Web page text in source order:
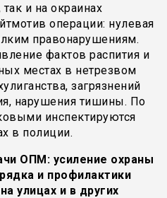
и на окраинах
операции: нулевая
правонарушениям.
фактов распития и
местах в нетрезвом
загрязнений
нарушения тишины. По
инспектируются
в полиции.
ОПМ: усиление охраны
и профилактики
улицах и в других